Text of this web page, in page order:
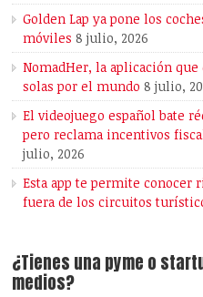
Golden Lap ya pone los
móviles 8 julio, 2026
NomadHer, la aplicación
solas por el mundo 8 julio,
El videojuego español bate
pero reclama incentivos
julio, 2026
Esta app te permite conocer
fuera de los circuitos
¿Tienes una pyme o startup? ¿Quieres salir
medios?